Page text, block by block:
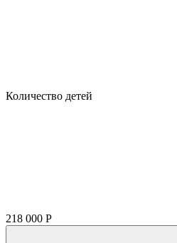
Количество детей
218 000 Р